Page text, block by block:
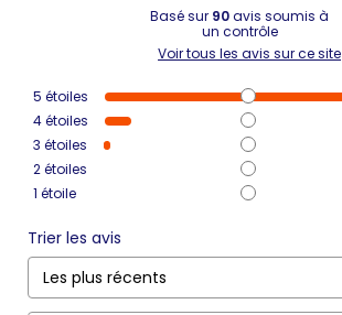
Basé sur 90avis soumis à
un contrôle
Voir tous les avis sur ce site
5 étoiles
4étoiles
3 étoiles
2étoiles
1 étoile
Trier les avis